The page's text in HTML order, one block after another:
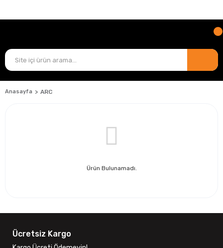
Anasayfa ARC
Ürün Bulunamadı.
Ücretsiz Kargo